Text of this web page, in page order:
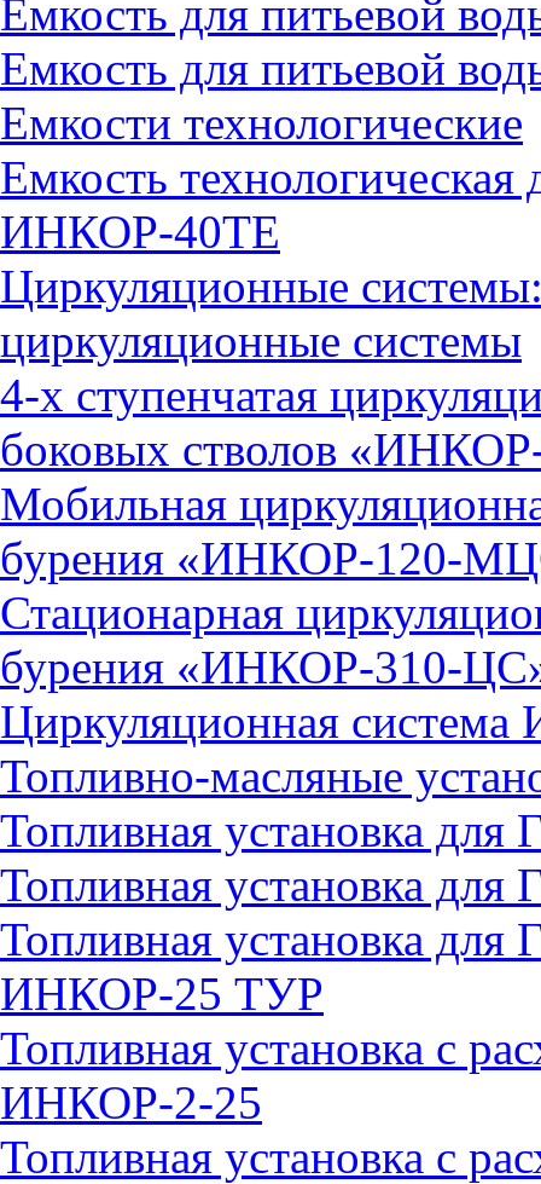
Емкость для питьевой
Емкость для питьевой
Емкости технологические
Емкость технологическая
ИНКОР-40ТЕ
Циркуляционные
циркуляционные системы
4-х ступенчатая
боковых стволов
Мобильная
бурения «ИНКОР-120-
Стационарная
бурения «ИНКОР-310-
Циркуляционная
Топливно-масляные
Топливная установка
Топливная установка
Топливная установка
ИНКОР-25 ТУР
Топливная установка с
ИНКОР-2-25
Топливная установка с